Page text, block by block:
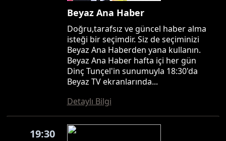
Beyaz Ana Haber
Doğru,tarafsız ve güncel haber alma
isteği bir seçimdir. Siz de seçiminizi
Beyaz Ana Haberden yana kullanın.
Beyaz Ana Haber hafta içi her gün
Dinç Tunçel'in sunumuyla 18:30'da
Beyaz TV ekranlarında...
Detaylı Bilgi
19:30